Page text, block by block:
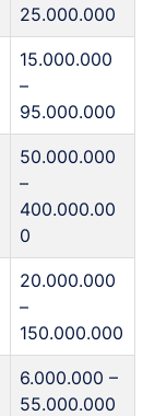
25.000.000
15.000.000
–
95.000.000
50.000.000
–
400.000.00
0
20.000.000
–
150.000.000
6.000.000 –
55.000.000